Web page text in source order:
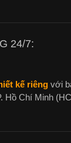
24/7:
kế riêngvới
Hồ Chí Minh